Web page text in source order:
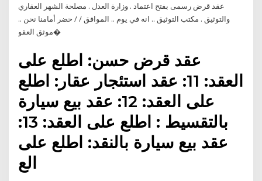
عقد قرض رسمى بفتح اعتماد . وزارة العدل . مصلحة الشهر العقاري
والتوثيق . مكتب التوثيق .. انه في يوم .. الموافق / / حضر أمامنا نحن ..
موثق العقو�
عقد قرض حسن: اطلع على
العقد: 11: عقد استئجار عقار: اطلع
على العقد: 12: عقد بيع سيارة
بالتقسيط : اطلع على العقد: 13:
عقد بيع سيارة بالنقد: اطلع على
الع